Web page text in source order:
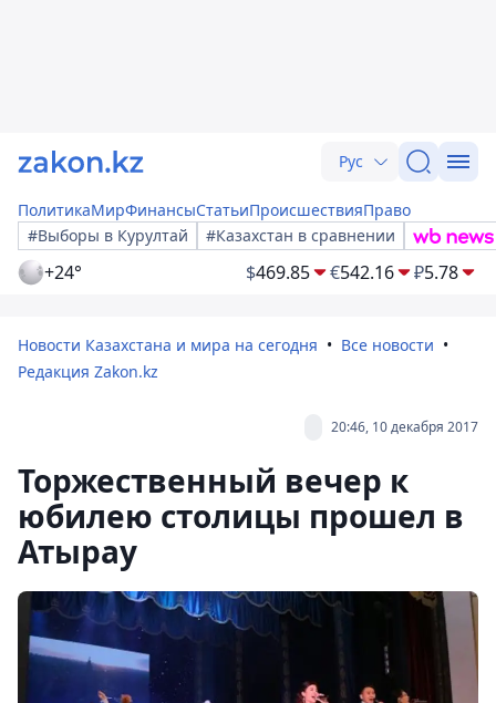
Рус
ПолитикаМирФинансыСтатьиПроисшествияПраво
#Выборы в Курултай
#Казахстан в сравнении
+24° $469.85 €542.16 ₽5.78
Новости Казахстана и мира на сегодня
Все новости
Редакция Zakon.kz
20:46, 10 декабря 2017
Торжественный вечер к
юбилею столицы прошел в
Атырау